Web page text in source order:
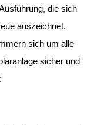
die sich
auszeichnet.
sich um alle
sicher und